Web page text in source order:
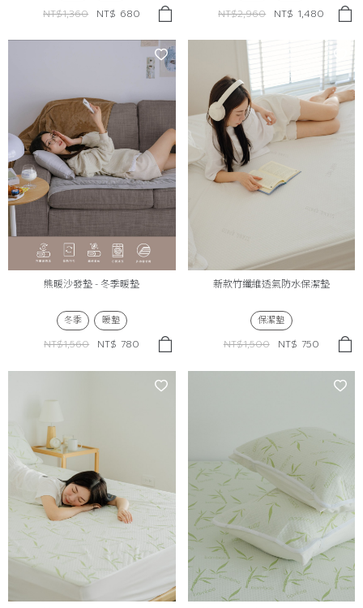
NT$1,360 NT$ 680 NT$2,960 NT$ 1,480
熊暖沙發墊 - 冬季暖墊
冬季 暖墊
NT$1,560 NT$ 780
新款竹纖維透氣防水保潔墊
保潔墊
NT$1,500 NT$ 750